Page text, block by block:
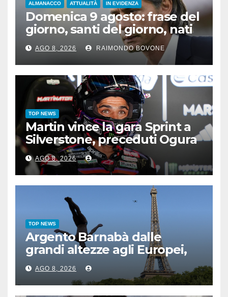
ALMANACCO ATTUALITÀ IN EVIDENZA
Domenica 9 agosto: frase del
giorno, santi del giorno, nati
famosi, accadde oggi
AGO 8, 2026 RAIMONDO BOVONE
TOP NEWS
Martin vince la gara Sprint a
Silverstone, preceduti Ogura
e Bezzecchi
AGO 8, 2026
TOP NEWS
Argento Barnabà dalle
grandi altezze agli Europei,
bis azzurro dopo Cosetti
AGO 8, 2026